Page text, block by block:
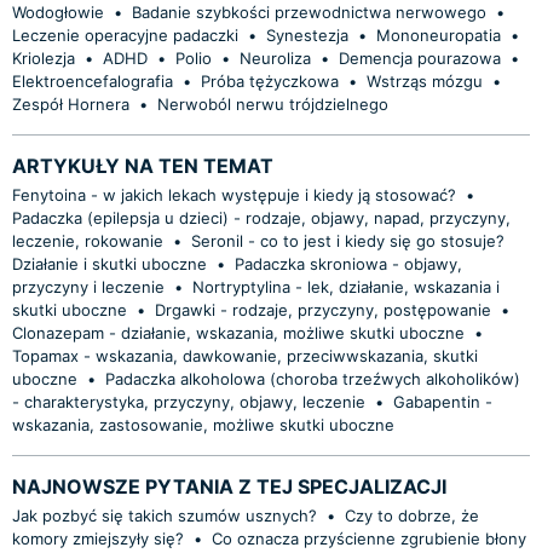
Wodogłowie
• Badanie szybkości przewodnictwa nerwowego
•
Leczenie operacyjne padaczki • Synestezja • Mononeuropatia •
Kriolezja • ADHD • Polio • Neuroliza • Demencja pourazowa •
Elektroencefalografia • Próba tężyczkowa • Wstrząs mózgu
•
Zespół Hornera • Nerwoból nerwu trójdzielnego
ARTYKUŁY NA TEN TEMAT
Fenytoina - w jakich lekach występuje i kiedy ją stosować?
•
Padaczka (epilepsja u dzieci) - rodzaje, objawy, napad, przyczyny,
leczenie, rokowanie
•
Seronil - co to jest i kiedy się go stosuje?
Działanie i skutki uboczne
•
Padaczka skroniowa - objawy,
przyczyny i leczenie
•
Nortryptylina - lek, działanie, wskazania i
skutki uboczne
• Drgawki - rodzaje, przyczyny, postępowanie
•
Clonazepam - działanie, wskazania, możliwe skutki uboczne
•
Topamax - wskazania, dawkowanie, przeciwwskazania, skutki
uboczne
•
Padaczka alkoholowa (choroba trzeźwych alkoholików)
- charakterystyka, przyczyny, objawy, leczenie
• Gabapentin -
wskazania, zastosowanie, możliwe skutki uboczne
NAJNOWSZE PYTANIA Z TEJ SPECJALIZACJI
Jak pozbyć się takich szumów usznych? • Czy to dobrze, że
komory zmiejszyły się?
• Co oznacza przyścienne zgrubienie błony